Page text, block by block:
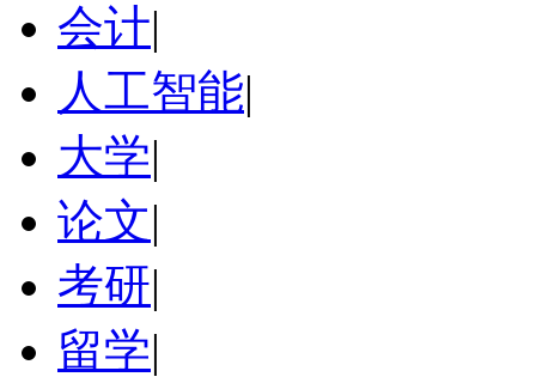
会计|
人工智能|
大学|
论文|
考研|
留学|